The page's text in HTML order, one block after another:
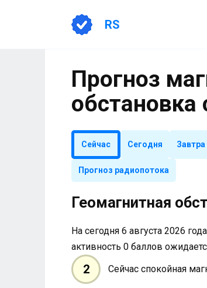
RS
Прогноз
обстановка
Сейчас Сегодня Завтра
Прогноз радиопотока
Геомагнитная
На сегодня 6 августа 2026
активность 0 баллов
2 Сейчас спокойная